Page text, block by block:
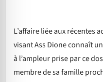
L’affaire liée aux récentes
visant Ass Dione connaît
à l’ampleur prise par ce
membre de sa famille